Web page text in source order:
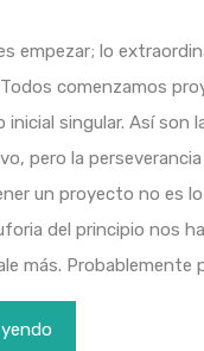
empezar; lo
comenzamos
inicial singular. Así son
pero la
un proyecto no es
del principio nos
más. Probablemente